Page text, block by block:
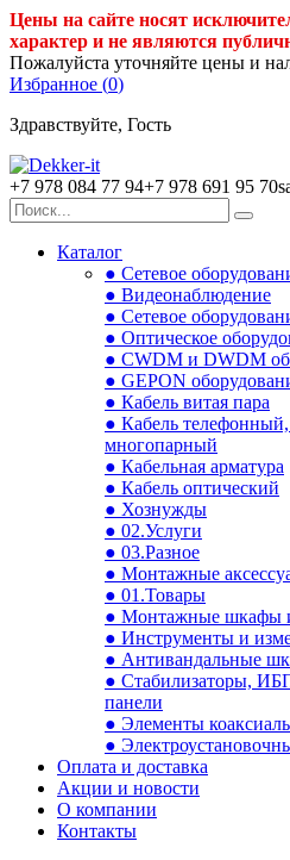
Цены на сайте носят
характер и не являются
Пожалуйста уточняйте цены и
Избранное (0)
Здравствуйте, Гость
+7 978 084 77 94+7 978 691 95 70
Каталог
● Сетевое
● Видеонаблюдение
● Сетевое
● Оптическое
● CWDM и DWDM
● GEPON
● Кабель витая пара
● Кабель
многопарный
● Кабельная арматура
● Кабель оптический
● Хознужды
● 02.Услуги
● 03.Разное
● Монтажные
● 01.Товары
● Монтажные шкафы
● Инструменты и
● Антивандальные
● Стабилизаторы,
панели
● Элементы
●
Оплата и доставка
Акции и новости
О компании
Контакты